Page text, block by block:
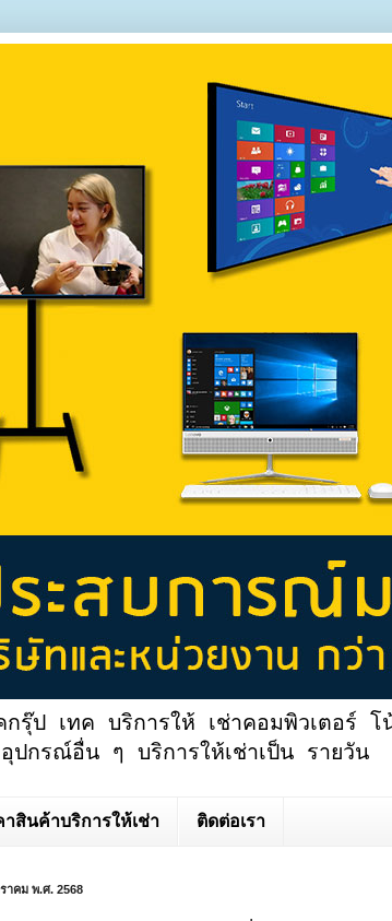
กรุ๊ป เทค บริการให้ เช่าคอมพิวเตอร์
ปกรณ์อื่น ๆ บริการให้เช่าเป็น รายวัน
าสินค้าบริการให้เช่า ติดต่อเรา
าคม พ.ศ. 2568